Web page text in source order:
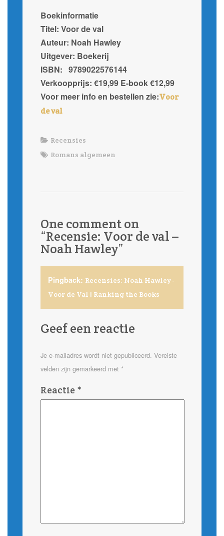
Boekinformatie
Titel: Voor de val
Auteur: Noah Hawley
Uitgever: Boekerij
ISBN: 9789022576144
Verkoopprijs: €19,99 E-book €12,99
Voor meer info en bestellen zie:Voor
de val
Recensies
Romans algemeen
One comment on
“Recensie: Voor de val –
Noah Hawley”
Pingback: Recensies: Noah Hawley -
Voor de Val | Ranking the Books
Geef een reactie
Je e-mailadres wordt niet gepubliceerd. Vereiste
velden zijn gemarkeerd met *
Reactie *